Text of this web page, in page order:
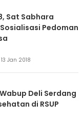
Sat Sabhara
Pedoman
13 Jan 2018
Deli Serdang
di RSUP